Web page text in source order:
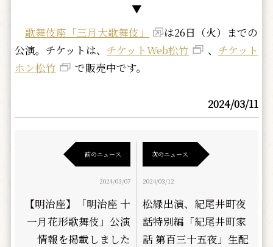
▼
歌舞伎座「三月大歌舞伎」
は26日（火）までの
公演。チケットは、 チケットWeb松竹 、 チケット
ホン松竹
で販売中です。
2024/03/11
前のニュース
2024/03/07
【明治座】「明治座 十
一月花形歌舞伎」公演
情報を掲載しました
次のニュース
2024/03/12
松緑出演、紀尾井町夜
話特別編「紀尾井町家
話 第百三十五夜」生配